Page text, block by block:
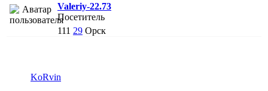
Valeriy-22.73
Посетитель
111 29 Орск
KoRvin